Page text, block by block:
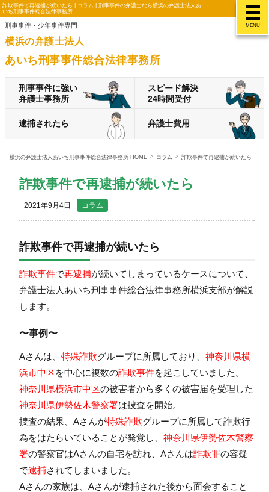
MENU
詐欺事件で再逮捕が続いたら | コラム | 刑事事件の弁護士なら横浜の弁護士法人あ
いち刑事事件総合法律事務所
刑事事件・少年事件専門
横浜の弁護士法人
あいち刑事事件総合法律事務所
刑事事件に強い
弁護士事務所
スピード解決
24時間受付
逮捕されたら 弁護士費用
横浜の弁護士法人あいち刑事事件総合法律事務所 HOME コラム 詐欺事件で再逮捕が続いたら
詐欺事件で再逮捕が続いたら
2021年9月4日 コラム
詐欺事件で再逮捕が続いたら
詐欺事件で再逮捕が続いてしまっているケースについて、
弁護士法人あいち刑事事件総合法律事務所横浜支部が解説
します。
〜事例〜
Aさんは、 特殊詐欺グループに所属しており、 神奈川県横
浜市中区を中心に複数の詐欺事件を起こしていました。
神奈川県横浜市中区の被害者から多くの被害届を受理した
神奈川県伊勢佐木警察署は捜査を開始。
捜査の結果、Aさんが特殊詐欺グループに所属して詐欺行
為をはたらいていることが発覚し、 神奈川県伊勢佐木警察
署の警察官はAさんの自宅を訪れ、Aさんは詐欺罪の容疑
で逮捕されてしまいました。
Aさんの家族は、Aさんが逮捕された後から面会すること